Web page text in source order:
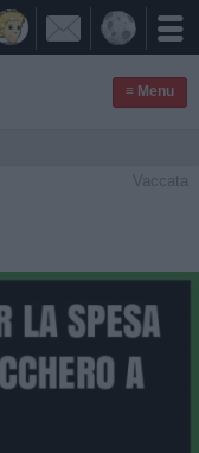

≡ Menu
Vaccata